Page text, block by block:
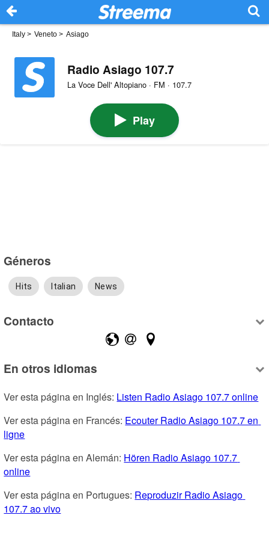
Italy > Veneto > Asiago
Radio Asiago 107.7
La Voce Dell' Altopiano · FM · 107.7
Play
Géneros
Hits Italian News
Contacto
En otros idiomas
Ver esta página en Inglés: Listen Radio Asiago 107.7 online
Ver esta página en Francés: Ecouter Radio Asiago 107.7 en
ligne
Ver esta página en Alemán: Hören Radio Asiago 107.7
online
Ver esta página en Portugues: Reproduzir Radio Asiago
107.7 ao vivo